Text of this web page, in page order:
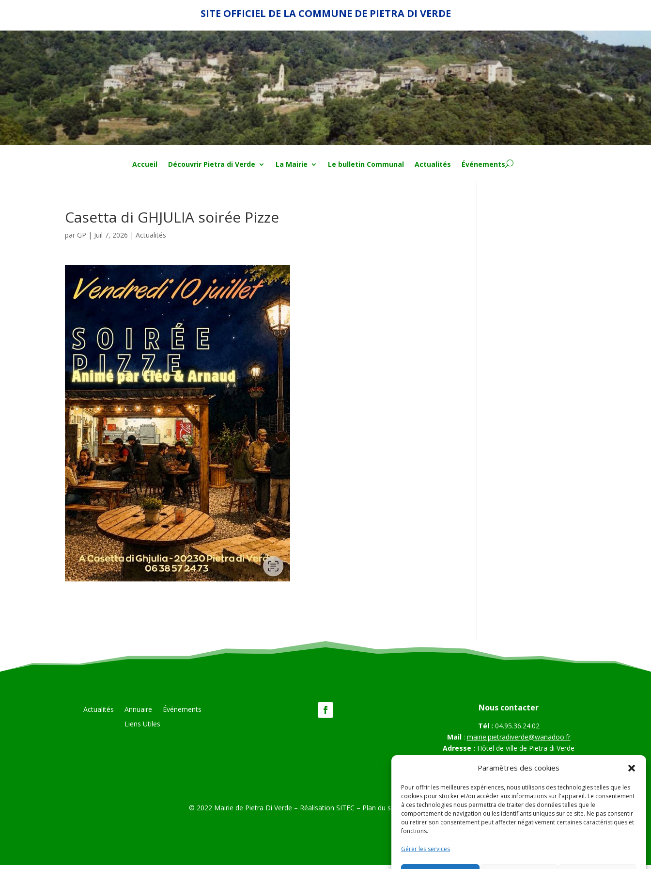
Paramètres des cookies
Pour offrir les meilleures expériences, nous utilisons des technologies telles que les
cookies pour stocker et/ou accéder aux informations sur l'appareil. Le consentement
à ces technologies nous permettra de traiter des données telles que le
comportement de navigation ou les identifiants uniques sur ce site. Ne pas consentir
ou retirer son consentement peut affecter négativement certaines caractéristiques et
fonctions.
Gérer les services
SITE OFFICIEL DE LA COMMUNE DE PIETRA DI VERDE
Accueil Découvrir Pietra di Verde La Mairie Le bulletin Communal Actualités Événements
Casetta di GHJULIA soirée Pizze
par GP | Juil 7, 2026 |Actualités
Actualités Annuaire
Événements
Liens Utiles
Nous contacter
Tél : 04.95.36.24.02
Mail: mairie.pietradiverde@wanadoo.fr
Adresse : Hôtel de ville de Pietra di Verde
20230 Pietra di Verde
© 2022 Mairie de Pietra Di Verde – Réalisation SITEC – Plan du site – Mentions Légales